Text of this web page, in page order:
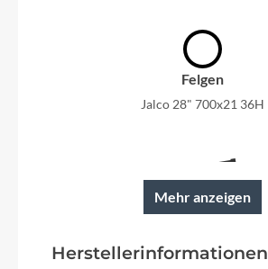
Felgen
Jalco 28" 700x21 36H
Rahmen
Mehr anzeigen
Herstellerinformationen